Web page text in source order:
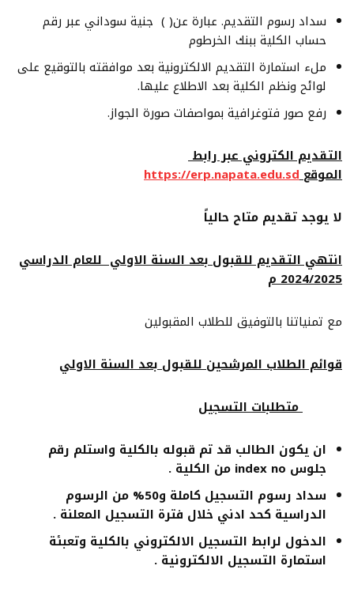
سداد رسوم التقديم. عبارة عن( ) جنية سوداني عبر رقم
حساب الكلية ببنك الخرطوم
ملء استمارة التقديم الالكترونية بعد موافقته بالتوقيع على
لوائح ونظم الكلية بعد الاطلاع عليها.
رفع صور فتوغرافية بمواصفات صورة الجواز.
التقديم الكتروني عبر رابط
الموقعhttps://erp.napata.edu.sd
لا يوجد تقديم متاح حالياً
انتهي التقديم للقبول بعد السنة الاولي للعام الدراسي
2024/2025 م
مع تمنياتنا بالتوفيق للطلاب المقبولين
قوائم الطلاب المرشحين للقبول بعد السنة الاولي
متطلبات التسجيل
ان يكون الطالب قد تم قبوله بالكلية واستلم رقم
جلوس index no من الكلية .
سداد رسوم التسجيل كاملة و50% من الرسوم
الدراسية كحد ادني خلال فترة التسجيل المعلنة .
الدخول لرابط التسجيل الالكتروني بالكلية وتعبئة
استمارة التسجيل الالكترونية .